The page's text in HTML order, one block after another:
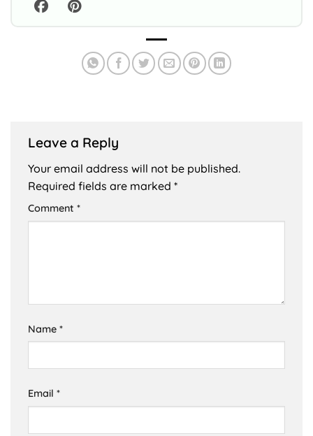
Leave a Reply
Your email address will not be published.
Required fields are marked *
Comment *
Name *
Email *